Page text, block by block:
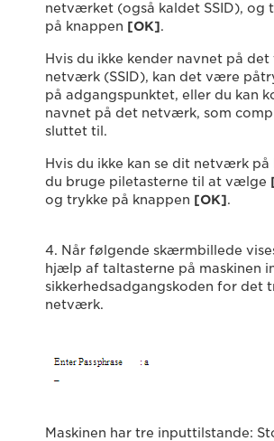
netværket (også kaldet SSID), og
på knappen [OK].
Hvis du ikke kender navnet på det
netværk (SSID), kan det være
på adgangspunktet, eller du kan
navnet på det netværk, som
sluttet til.
Hvis du ikke kan se dit netværk på
du bruge piletasterne til at vælge
og trykke på knappen [OK].
4. Når følgende skærmbillede
hjælp af taltasterne på maskinen
sikkerhedsadgangskoden for det
netværk.
Maskinen har tre inputtilstande: